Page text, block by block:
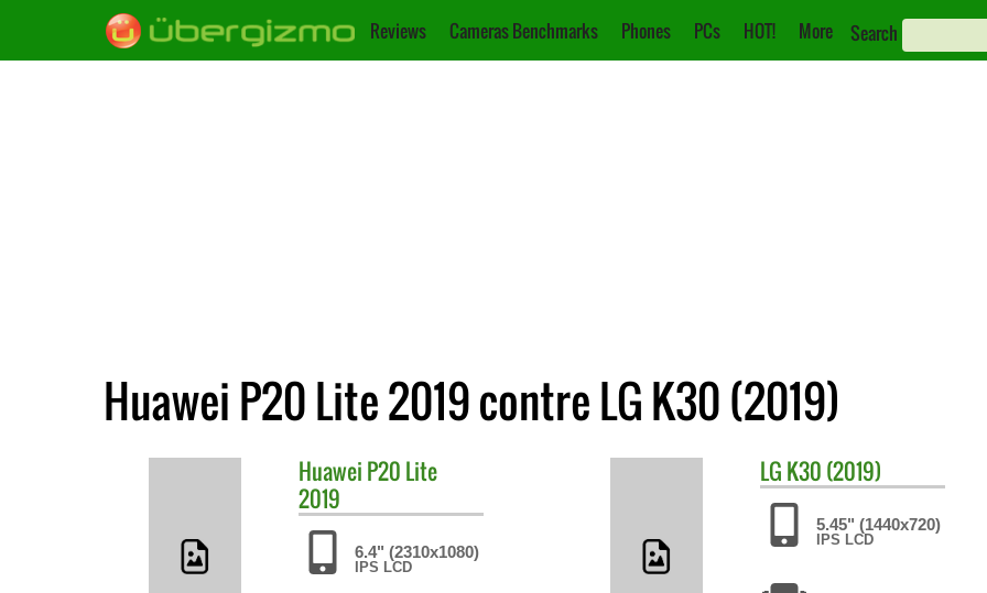
Reviews Cameras Benchmarks Phones PCs HOT! More Search
Huawei P20 Lite 2019 contre LG K30 (2019)
Huawei P20 Lite
2019
6.4" (2310x1080)
IPS LCD
LG K30 (2019)
5.45" (1440x720)
IPS LCD